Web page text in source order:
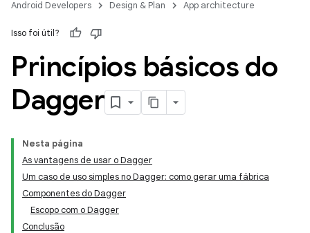
Android Developers Design & Plan App architecture
Isso foi útil?
Princípios básicos do
Dagger
Nesta página
As vantagens de usar o Dagger
Um caso de uso simples no Dagger: como gerar uma fábrica
Componentes do Dagger
Escopo com o Dagger
Conclusão